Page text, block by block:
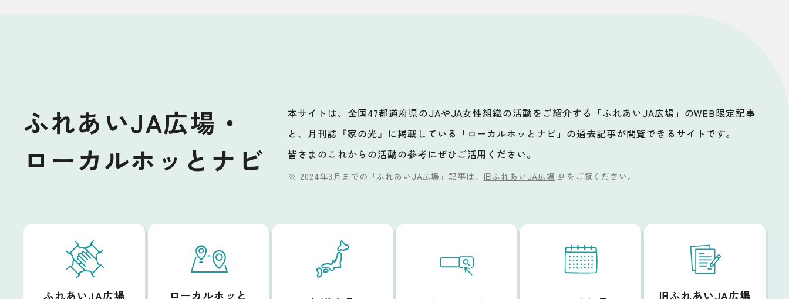
ふれあいJA広場・
ローカルホッとナビ
本サイトは、全国47都道府県のJAやJA女性組織の活動をご紹介する「ふれあいJA広場」のWEB限定記事
と、月刊誌『家の光』に掲載している「ローカルホッとナビ」の過去記事が閲覧できるサイトです。
皆さまのこれからの活動の参考にぜひご活用ください。
2024年3月までの「ふれあいJA広場」記事は、 旧ふれあいJA広場 をご覧ください。
ふれあいJA広場 ローカルホッと 旧ふれあいJA広場